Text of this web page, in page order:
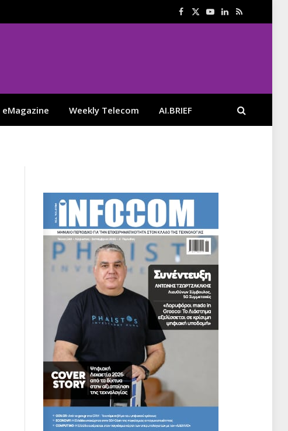
Facebook
X
YouTube
LinkedIn
RSS
eMagazine Weekly Telecom AI.BRIEF